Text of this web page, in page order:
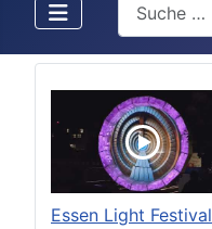
Essen Light Festival